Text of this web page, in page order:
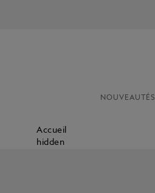
NOUVEAUTÉS
Accueil
hidden